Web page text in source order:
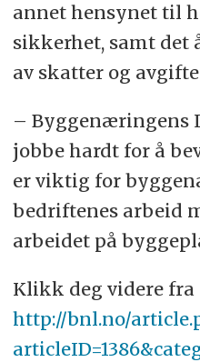
annet hensynet til
sikkerhet, samt det
av skatter og
– Byggenæringens
jobbe hardt for å
er viktig for
bedriftenes arbeid
arbeidet på
Klikk deg videre fra
http://bnl.no/